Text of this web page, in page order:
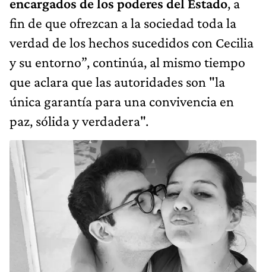
fin de que ofrezcan a la sociedad toda la
verdad de los hechos sucedidos con Cecilia
y su entorno”, continúa, al mismo tiempo
que aclara que las autoridades son "la
única garantía para una convivencia en
paz, sólida y verdadera".